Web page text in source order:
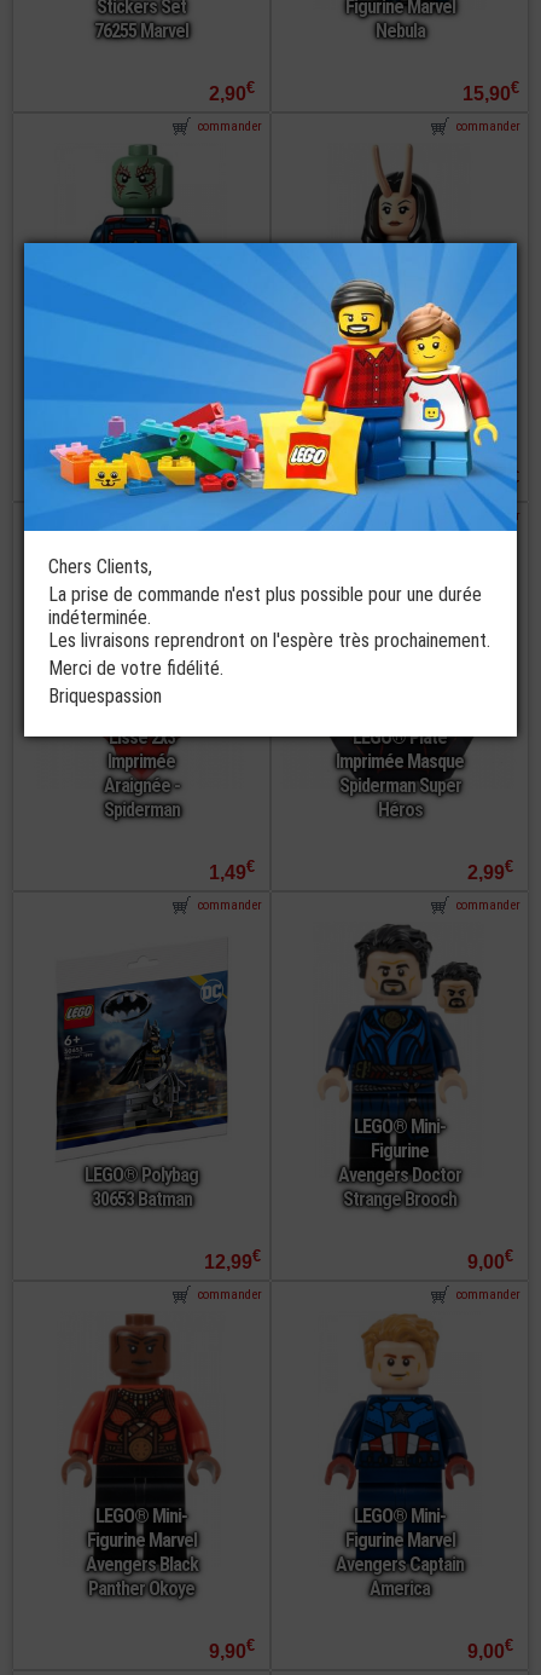
Stickers Set
76255 Marvel
2,90€
Figurine Marvel
Nebula
15,90€
LEGO® Mini-
Drax
17,90€
commander
LEGO® Mini-
Figurine Marvel
Mantis
12,90€
commander
LEGO® Plate
Lisse 2x3
Imprimée
Araignée -
Spiderman
1,49€
commander
LEGO® Plate
Imprimée Masque
Spiderman Super
Héros
2,99€
commander
LEGO® Polybag
30653 Batman
12,99€
commander
LEGO® Mini-
Figurine
Avengers Doctor
Strange Brooch
9,00€
commander
LEGO® Mini-
Figurine Marvel
Avengers Black
Panther Okoye
9,90€
commander
LEGO® Mini-
Figurine Marvel
Avengers Captain
America
9,00€
commander
Chers Clients,
La prise de commande n'est plus possible pour une durée
indéterminée.
Les livraisons reprendront on l'espère très prochainement.
Merci de votre fidélité.
Briquespassion